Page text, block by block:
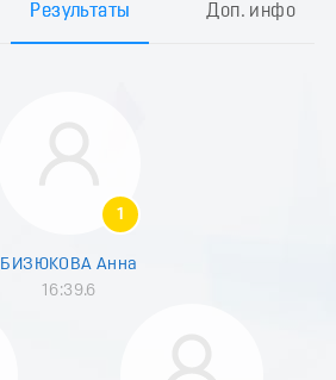
Результаты Доп. инфо
1
БИЗЮКОВА Анна
16:39.6